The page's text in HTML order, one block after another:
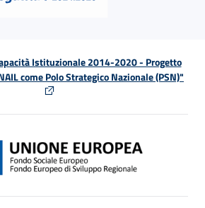
Istituzionale 2014-2020 - Progetto
come Polo Strategico Nazionale (PSN)"